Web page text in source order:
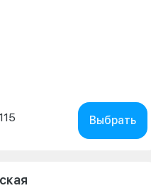
Выбрать